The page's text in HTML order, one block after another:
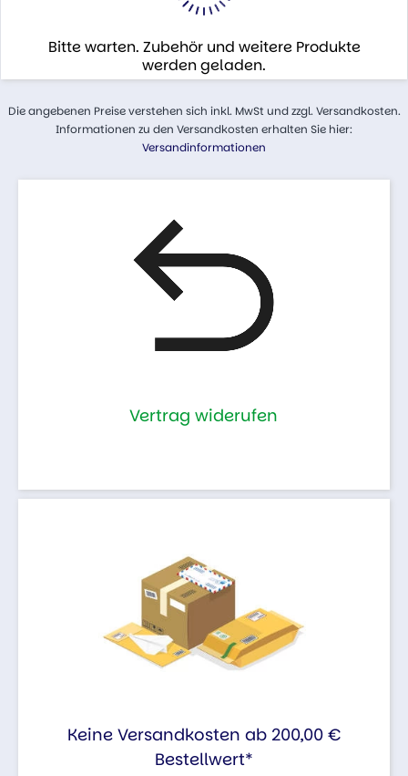
Bitte warten. Zubehör und weitere Produkte
werden geladen.
Die angebenen Preise verstehen sich inkl. MwSt und zzgl. Versandkosten.
Informationen zu den Versandkosten erhalten Sie hier:
Versandinformationen
Vertrag widerufen
Keine Versandkosten ab 200,00 €
Bestellwert*